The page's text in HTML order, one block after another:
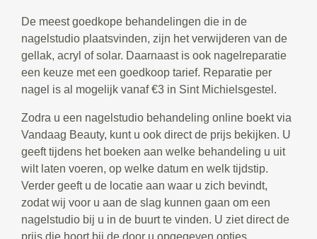
De meest goedkope behandelingen die in de
nagelstudio plaatsvinden, zijn het verwijderen van de
gellak, acryl of solar. Daarnaast is ook nagelreparatie
een keuze met een goedkoop tarief. Reparatie per
nagel is al mogelijk vanaf €3 in Sint Michielsgestel.
Zodra u een nagelstudio behandeling online boekt via
Vandaag Beauty, kunt u ook direct de prijs bekijken. U
geeft tijdens het boeken aan welke behandeling u uit
wilt laten voeren, op welke datum en welk tijdstip.
Verder geeft u de locatie aan waar u zich bevindt,
zodat wij voor u aan de slag kunnen gaan om een
nagelstudio bij u in de buurt te vinden. U ziet direct de
prijs die hoort bij de door u opgegeven opties.